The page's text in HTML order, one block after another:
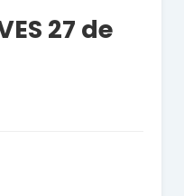
27 de